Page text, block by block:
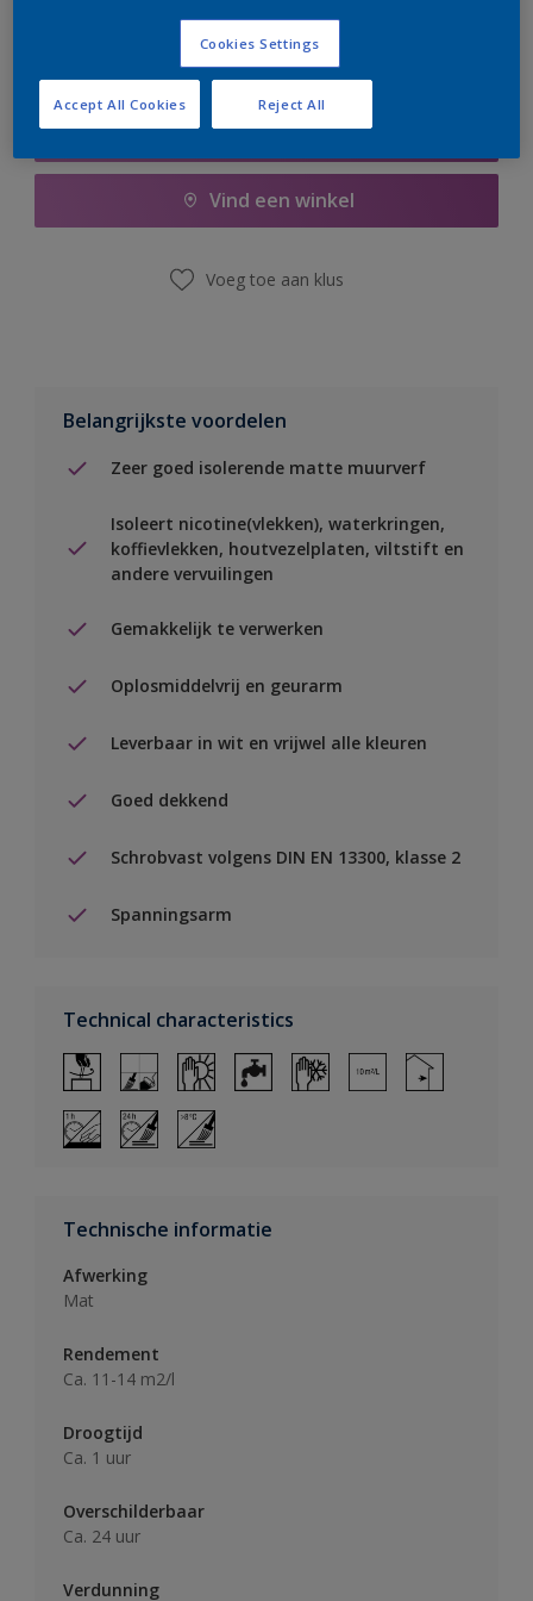
Boodschappenlijst
Vind een winkel
Voeg toe aan klus
Belangrijkste voordelen
Zeer goed isolerende matte muurverf
Isoleert nicotine(vlekken), waterkringen,
koffievlekken, houtvezelplaten, viltstift en
andere vervuilingen
Gemakkelijk te verwerken
Oplosmiddelvrij en geurarm
Leverbaar in wit en vrijwel alle kleuren
Goed dekkend
Schrobvast volgens DIN EN 13300, klasse 2
Spanningsarm
Technical characteristics
Technische informatie
Afwerking
Mat
Rendement
Ca. 11-14 m2/l
Droogtijd
Ca. 1 uur
Overschilderbaar
Ca. 24 uur
Verdunning
Cookies Settings
Reject All
Accept All Cookies